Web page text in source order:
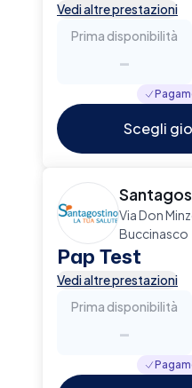
Vedi altre prestazioni
Prima disponibilità
-
Scegli
Via Don
Buccinasco
Pap Test
Vedi altre prestazioni
Prima disponibilità
-